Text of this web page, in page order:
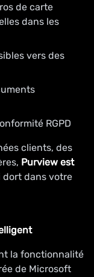
de carte
dans les
vers des
RGPD
clients, des
Purview est
dort dans votre
la fonctionnalité
de Microsoft